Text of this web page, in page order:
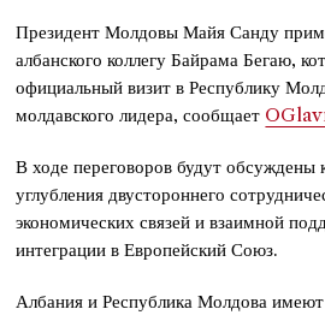
Президент Молдовы Майя Санду
албанского коллегу Байрама Бегаю,
официальный визит в Республику
молдавского лидера, сообщает
В ходе переговоров будут обсуждены
углубления двустороннего
экономических связей и взаимной
интеграции в Европейский Союз.
Албания и Республика Молдова имеют